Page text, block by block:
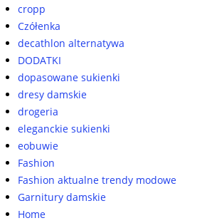
cropp
Czółenka
decathlon alternatywa
DODATKI
dopasowane sukienki
dresy damskie
drogeria
eleganckie sukienki
eobuwie
Fashion
Fashion aktualne trendy modowe
Garnitury damskie
Home